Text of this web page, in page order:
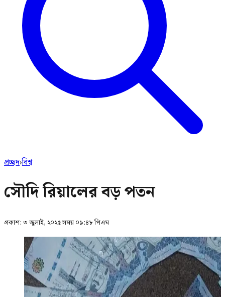
প্রচ্ছদ›বিশ্ব
সৌদি রিয়ালের বড় পতন
প্রকাশ:৩ জুলাই, ২০২৫ সময় ০৯:৪৮ পিএম